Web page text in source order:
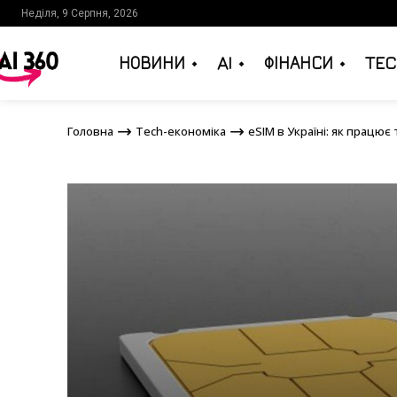
Неділя, 9 Серпня, 2026
НОВИНИ AI ФІНАНСИ
Головна Tech-економіка eSIM в Україні: як
Головна Tech-економіка eSIM в Україні: як